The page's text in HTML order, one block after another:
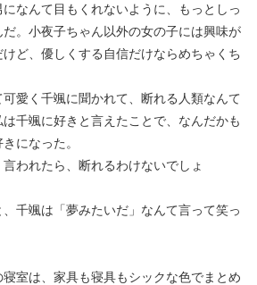
になんて目もくれないように、もっとしっ
。小夜子ちゃん以外の女の子には興味が
ど、優しくする自信だけならめちゃくち
愛く千颯に聞かれて、断れる人類なんて
千颯に好きと言えたことで、なんだかも
になった。
言われたら、断れるわけないでしょ
千颯は「夢みたいだ」なんて言って笑っ
室は、家具も寝具もシックな色でまとめ